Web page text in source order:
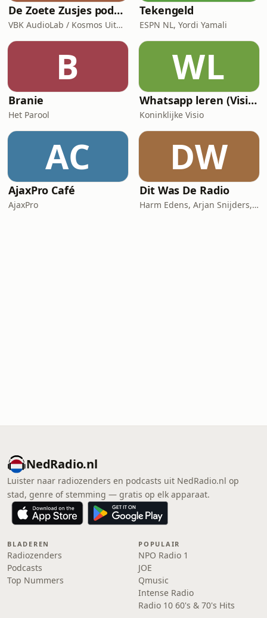
De Zoete Zusjes podcast
VBK AudioLab / Kosmos Uitgevers
Tekengeld
ESPN NL, Yordi Yamali
B
Branie
Het Parool
WL
Whatsapp leren (Visio Podcast)
Koninklijke Visio
AC
AjaxPro Café
AjaxPro
DW
Dit Was De Radio
Harm Edens, Arjan Snijders, Ron Vergouwen
NedRadio.nl
Luister naar radiozenders en podcasts uit NedRadio.nl op
stad, genre of stemming — gratis op elk apparaat.
BLADEREN
Radiozenders
Podcasts
Top Nummers
POPULAIR
NPO Radio 1
JOE
Qmusic
Intense Radio
Radio 10 60's & 70's Hits